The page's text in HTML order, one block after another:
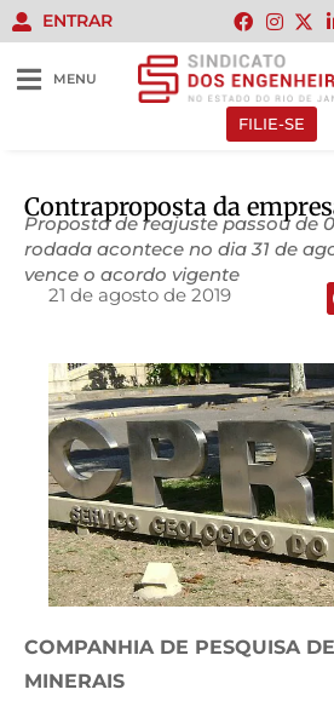
ENTRAR
MENU
FILIE-SE
Contraproposta da
Proposta de reajuste passou de
rodada acontece no dia 31 de
vence o acordo vigente
21 de agosto de 2019
COMPANHIA DE PESQUISA
MINERAIS